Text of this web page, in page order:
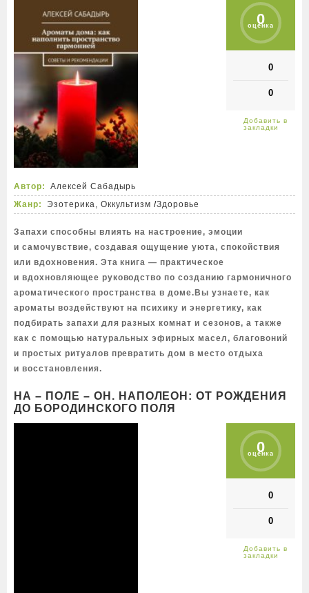
0
оценка
0
0
Автор:
Алексей Сабадырь
Жанр:
Эзотерика, Оккультизм /Здоровье
Запахи способны влиять на настроение, эмоции
и самочувствие, создавая ощущение уюта, спокойствия
или вдохновения. Эта книга — практическое
и вдохновляющее руководство по созданию гармоничного
ароматического пространства в доме.Вы узнаете, как
ароматы воздействуют на психику и энергетику, как
подбирать запахи для разных комнат и сезонов, а также
как с помощью натуральных эфирных масел, благовоний
и простых ритуалов превратить дом в место отдыха
и восстановления.
НА – ПОЛЕ – ОН. НАПОЛЕОН: ОТ РОЖДЕНИЯ
ДО БОРОДИНСКОГО ПОЛЯ
0
оценка
0
0